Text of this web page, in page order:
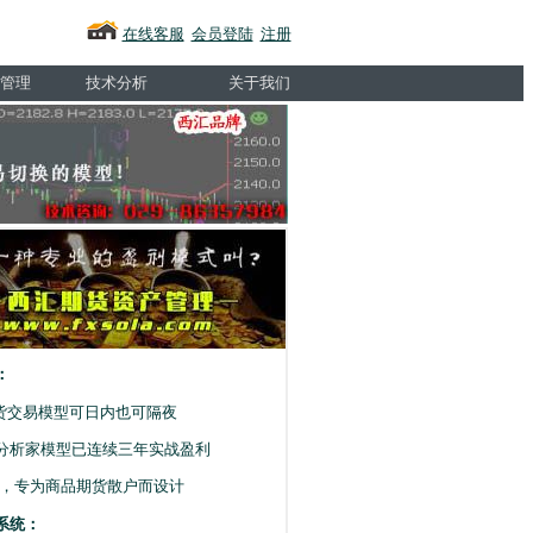
在线客服 会员登陆 注册
理 技术分析 关于我们
交易模型可日内也可隔夜
析家模型已连续三年实战盈利
专为商品期货散户而设计
统：